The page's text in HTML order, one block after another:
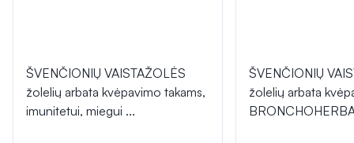
ŠVENČIONIŲ VAISTAŽOLĖS
žolelių arbata kvėpavimo takams,
imunitetui, miegui ...
ŠVENČIONIŲ
žolelių arbata